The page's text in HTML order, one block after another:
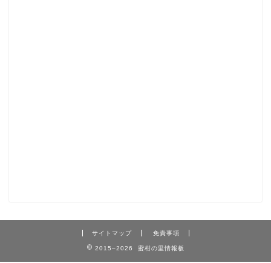
サイトマップ 免責事項
2015–2026 蜜柑の里情報板